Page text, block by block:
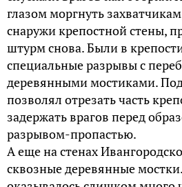
глазом моргнуть
снаружи крепостной стены,
штурм снова. Были в
специальные разрывы с
деревянными мостиками.
позволял отрезать часть
задержать врагов перед
разрывом-пропастью.
А еще на стенах
сквозные деревянные